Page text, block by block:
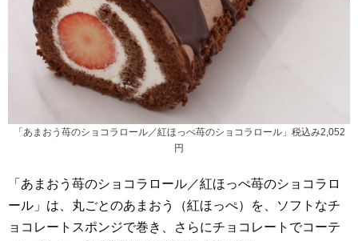
「あまおう苺のショコラロール／紅ほっぺ苺のショコラロール」税込み2,052
円
「あまおう苺のショコラロール／紅ほっぺ苺のショコラロ
ール」は、丸ごとのあまおう（紅ほっぺ）を、ソフトなチ
ョコレートスポンジで巻き、さらにチョコレートでコーテ